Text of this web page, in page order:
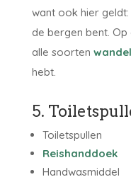
want ook hier
de bergen bent.
alle soorten
hebt.
5.
Toiletspullen
Reishanddoek
Handwasmiddel